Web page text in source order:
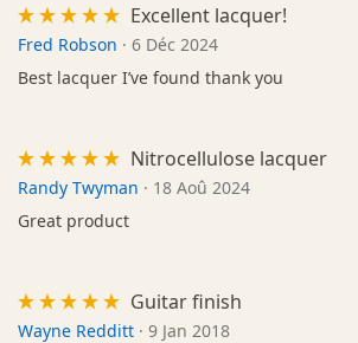
Excellent lacquer!
Fred Robson · 6 Déc 2024
Best lacquer I’ve found thank you
Nitrocellulose lacquer
Randy Twyman · 18 Aoû 2024
Great product
Guitar finish
Wayne Redditt · 9 Jan 2018